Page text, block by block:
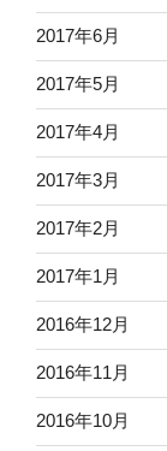
2017年6月
2017年5月
2017年4月
2017年3月
2017年2月
2017年1月
2016年12月
2016年11月
2016年10月